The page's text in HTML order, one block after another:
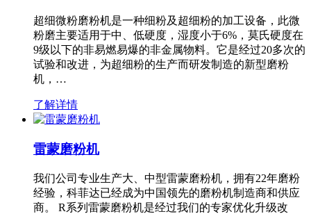
超细微粉磨粉机是一种细粉及超细粉的加工设备，此微
粉磨主要适用于中、低硬度，湿度小于6%，莫氏硬度在
9级以下的非易燃易爆的非金属物料。它是经过20多次的
试验和改进，为超细粉的生产而研发制造的新型磨粉
机，…
了解详情
雷蒙磨粉机
我们公司专业生产大、中型雷蒙磨粉机，拥有22年磨粉
经验，科菲达已经成为中国领先的磨粉机制造商和供应
商。 R系列雷蒙磨粉机是经过我们的专家优化升级改